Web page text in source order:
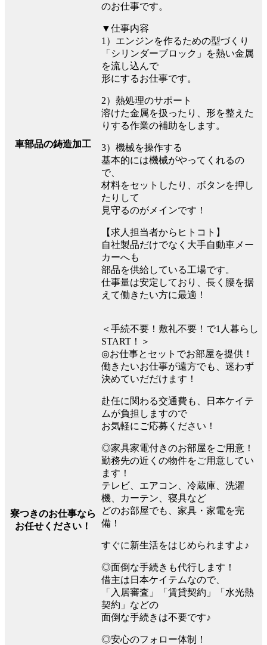
車部品の鋳造加工
のお仕事です。
▼仕事内容
1）エンジンを作るための型づくり
「シリンダーブロック」を熱い金属
を流し込んで
形にするお仕事です。
2）熱処理のサポート
溶けた金属を扱ったり、形を整えた
りする作業の補助をします。
3）機械を操作する
基本的には機械がやってくれるの
で、
材料をセットしたり、ボタンを押し
たりして
見守るのがメインです！
【求人担当者からヒトコト】
自社製品だけでなく大手自動車メー
カーへも
部品を供給している工場です。
仕事量は安定しており、長く腰を据
えて働きたい方に最適！
寮つきのお仕事なら
お任せください！
＜手続不要！敷礼不要！で1人暮らし
START！＞
◎お仕事とセットでお部屋を提供！
働きたいお仕事が遠方でも、迷わず
決めていだだけます！
赴任に関わる交通費も、日本ケイテ
ムが負担しますので
お気軽にご応募ください！
◎家具家電付きのお部屋をご用意！
勤務先の近くの物件をご用意してい
ます！
テレビ、エアコン、冷蔵庫、洗濯
機、カーテン、寝具など
どのお部屋でも、家具・家電を完
備！
すぐに新生活をはじめられますよ♪
◎面倒な手続きも代行します！
借主は日本ケイテムなので、
「入居審査」「賃貸契約」「水光熱
契約」などの
面倒な手続きは不要です♪
◎安心のフォロー体制！